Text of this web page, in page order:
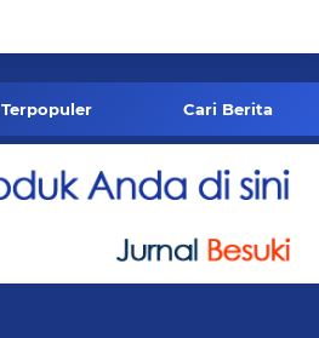
Terpopuler Cari Berita